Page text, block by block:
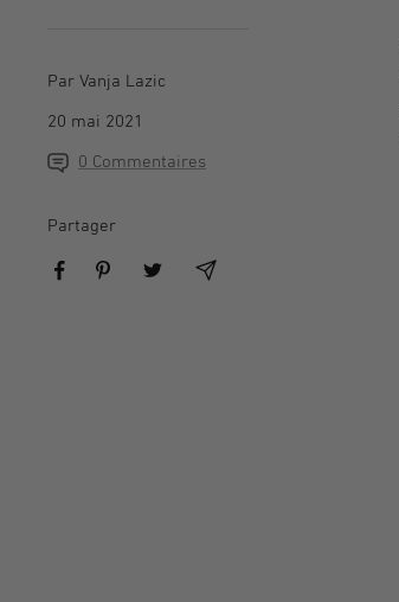
Par Vanja Lazic
20 mai 2021
0 Commentaires
Partager